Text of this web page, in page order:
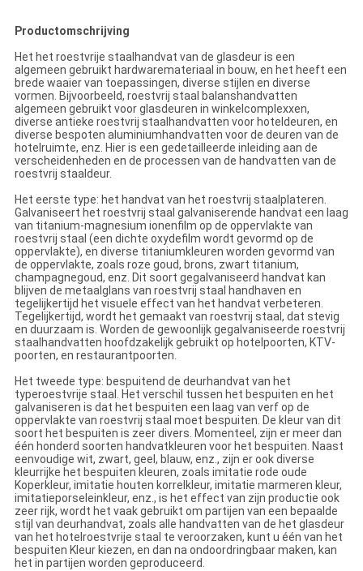
Productomschrijving
Het het roestvrije staalhandvat van de glasdeur is een
algemeen gebruikt hardwaremateriaal in bouw, en het heeft een
brede waaier van toepassingen, diverse stijlen en diverse
vormen. Bijvoorbeeld, roestvrij staal balanshandvatten
algemeen gebruikt voor glasdeuren in winkelcomplexxen,
diverse antieke roestvrij staalhandvatten voor hoteldeuren, en
diverse bespoten aluminiumhandvatten voor de deuren van de
hotelruimte, enz. Hier is een gedetailleerde inleiding aan de
verscheidenheden en de processen van de handvatten van de
roestvrij staaldeur.
Het eerste type: het handvat van het roestvrij staalplateren.
Galvaniseert het roestvrij staal galvaniserende handvat een laag
van titanium-magnesium ionenfilm op de oppervlakte van
roestvrij staal (een dichte oxydefilm wordt gevormd op de
oppervlakte), en diverse titaniumkleuren worden gevormd van
de oppervlakte, zoals roze goud, brons, zwart titanium,
champagnegoud, enz. Dit soort gegalvaniseerd handvat kan
blijven de metaalglans van roestvrij staal handhaven en
tegelijkertijd het visuele effect van het handvat verbeteren.
Tegelijkertijd, wordt het gemaakt van roestvrij staal, dat stevig
en duurzaam is. Worden de gewoonlijk gegalvaniseerde roestvrij
staalhandvatten hoofdzakelijk gebruikt op hotelpoorten, KTV-
poorten, en restaurantpoorten.
Het tweede type: bespuitend de deurhandvat van het
typeroestvrije staal. Het verschil tussen het bespuiten en het
galvaniseren is dat het bespuiten een laag van verf op de
oppervlakte van roestvrij staal moet bespuiten. De kleur van dit
soort het bespuiten is zeer divers. Momenteel, zijn er meer dan
één honderd soorten handvatkleuren voor het bespuiten. Naast
eenvoudige wit, zwart, geel, blauw, enz., zijn er ook diverse
kleurrijke het bespuiten kleuren, zoals imitatie rode oude
Koperkleur, imitatie houten korrelkleur, imitatie marmeren kleur,
imitatieporseleinkleur, enz., is het effect van zijn productie ook
zeer rijk, wordt het vaak gebruikt om partijen van een bepaalde
stijl van deurhandvat, zoals alle handvatten van de het glasdeur
van het hotelroestvrije staal te veroorzaken, kunt u één van het
bespuiten Kleur kiezen, en dan na ondoordringbaar maken, kan
het in partijen worden geproduceerd.